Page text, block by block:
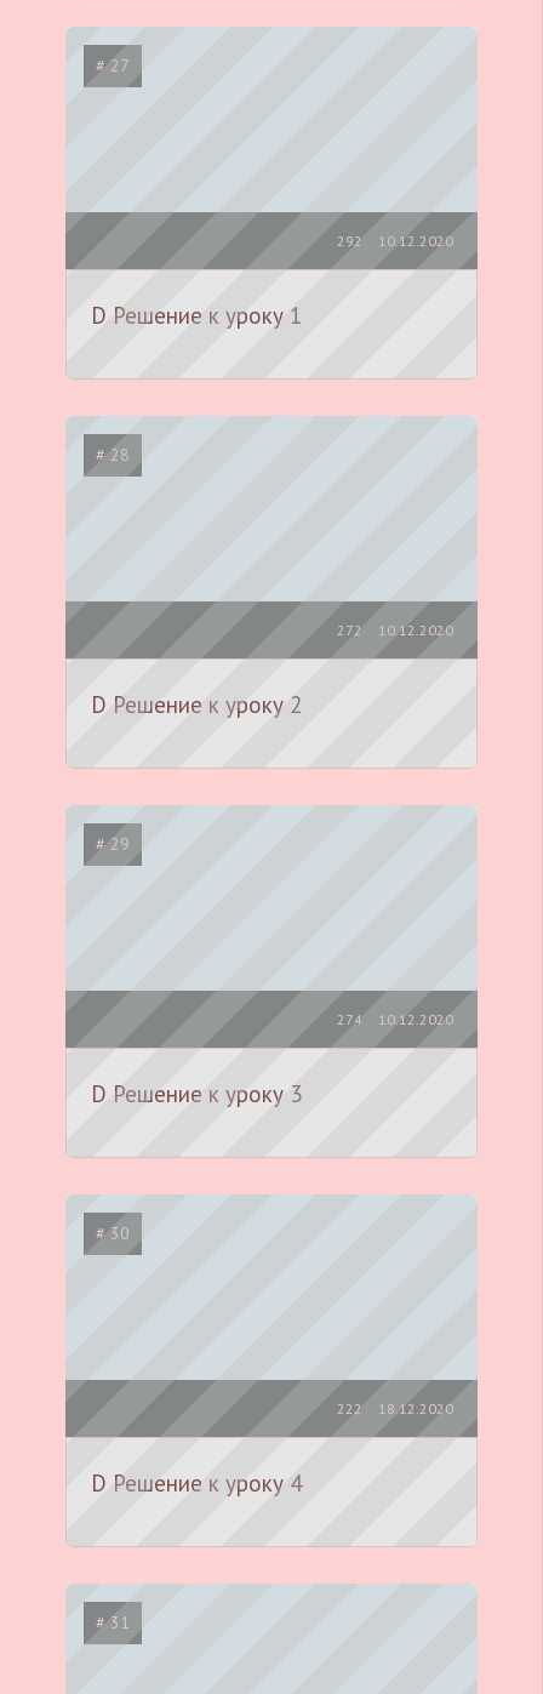
# 27
10.12.2020
292
D Решение к уроку 1
# 28
10.12.2020
272
D Решение к уроку 2
# 29
10.12.2020
274
D Решение к уроку 3
# 30
18.12.2020
222
D Решение к уроку 4
# 31